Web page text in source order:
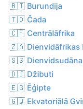
🇧🇮 Burundija
🇹🇩 Čada
🇨🇫 Centrālāfrika
🇿🇦 Dienvidāfrikas
🇸🇸 Dienvidsudāna
🇩🇯 Džibuti
🇪🇬 Ēģipte
🇬🇶 Ekvatoriālā